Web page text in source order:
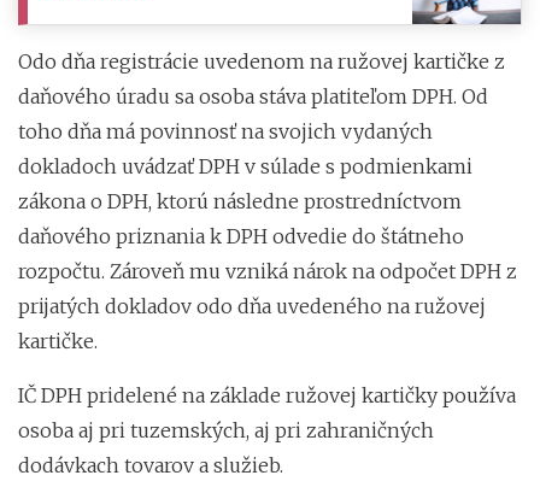
Odo dňa registrácie uvedenom na ružovej kartičke z
daňového úradu sa osoba stáva platiteľom DPH. Od
toho dňa má povinnosť na svojich vydaných
dokladoch uvádzať DPH v súlade s podmienkami
zákona o DPH, ktorú následne prostredníctvom
daňového priznania k DPH odvedie do štátneho
rozpočtu. Zároveň mu vzniká nárok na odpočet DPH z
prijatých dokladov odo dňa uvedeného na ružovej
kartičke.
IČ DPH pridelené na základe ružovej kartičky používa
osoba aj pri tuzemských, aj pri zahraničných
dodávkach tovarov a služieb.